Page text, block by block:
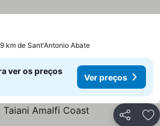
km de Sant'Antonio Abate
ver os preços
Ver preços
Partilhar